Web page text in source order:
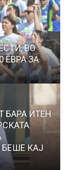
ВО
ЕВРА ЗА
БАРА ИТЕН
КАЈ